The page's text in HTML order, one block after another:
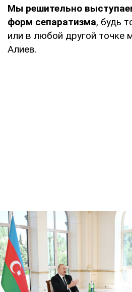
Мы решительно
форм сепаратизма, будь
или в любой другой точке
Алиев.